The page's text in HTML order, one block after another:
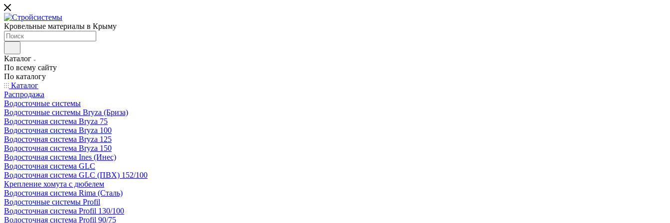
Кровельные материалы в Крыму
Каталог
По всему сайту
По каталогу
Каталог
Распродажа
Водосточные системы
Водосточные системы Bryza (Бриза)
Водосточная система Bryza 75
Водосточная система Bryza 100
Водосточная система Bryza 125
Водосточная система Bryza 150
Водосточная система Ines (Инес)
Водосточная система GLC
Водосточная система GLC (ПВХ) 152/100
Крепление хомута с дюбелем
Водосточная система Rima (Сталь)
Водосточные системы Profil
Водосточная система Profil 130/100
Водосточная система Profil 90/75